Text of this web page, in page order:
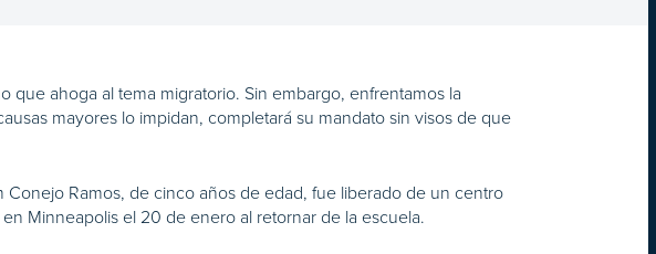
que ahoga al tema migratorio. Sin embargo, enfrentamos la
mayores lo impidan, completará su mandato sin visos de que
Ramos, de cinco años de edad, fue liberado de un centro
Minneapolis el 20 de enero al retornar de la escuela.